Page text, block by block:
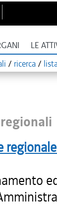
LE
/ ricerca /
regionale